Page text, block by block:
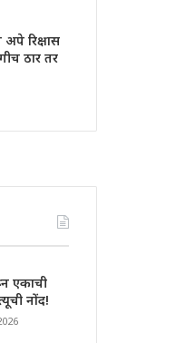
रिक्षास
ठार तर
एकाची
नोंद!